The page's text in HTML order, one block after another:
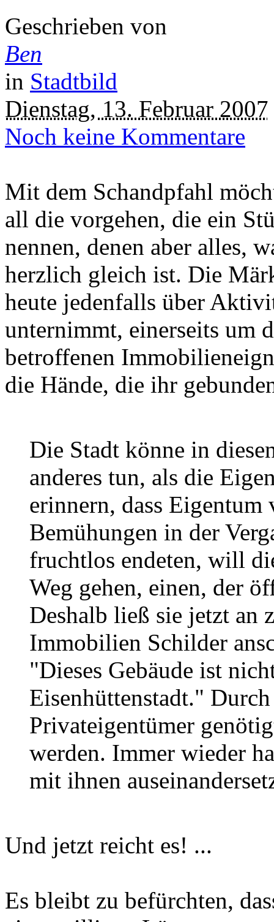
Geschrieben von
Ben
in Stadtbild
Dienstag, 13. Februar 2007
Noch keine Kommentare
Mit dem Schandpfahl
all die vorgehen, die ein
nennen, denen aber alles,
herzlich gleich ist. Die
heute jedenfalls über
unternimmt, einerseits um
betroffenen
die Hände, die ihr
Die Stadt könne in
anderes tun, als die
erinnern, dass
Bemühungen in der
fruchtlos endeten, will
Weg gehen, einen, der
Deshalb ließ sie jetzt an
Immobilien Schilder
"Dieses Gebäude ist
Eisenhüttenstadt."
Privateigentümer
werden. Immer wieder
mit ihnen
Und jetzt reicht es! ...
Es bleibt zu befürchten,